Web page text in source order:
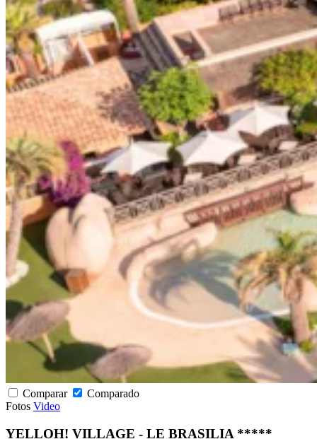
Comparar
Comparado
Fotos Video
YELLOH! VILLAGE - LE BRASILIA *****